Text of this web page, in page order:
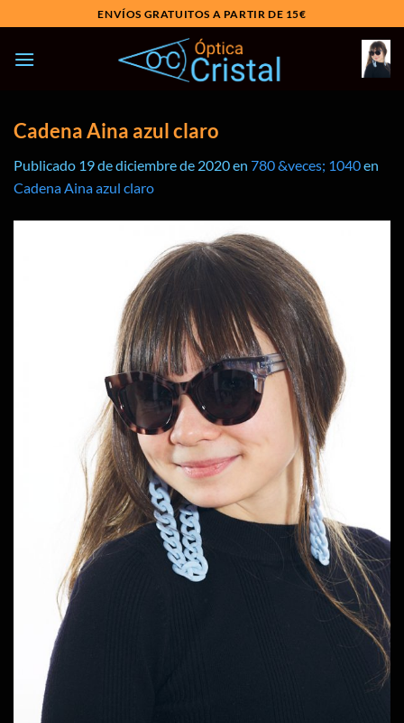
al
contenido
ENVÍOS GRATUITOS A PARTIR DE 15€
Cadena Aina azul claro
Publicado 19 de diciembre de 2020en 780 &veces; 1040en
Cadena Aina azul claro